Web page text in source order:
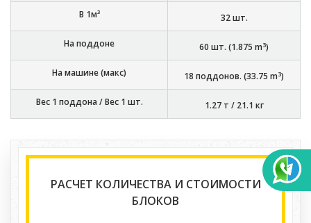
В 1м³ 32шт.
На поддоне 60 шт. (1.875 m3)
На машине (макс) 18 поддонов. (33.75 m3)
Вес 1 поддона / Вес 1 шт. 1.27 т / 21.1 кг
РАСЧЕТ КОЛИЧЕСТВА И СТОИМОСТИ
БЛОКОВ